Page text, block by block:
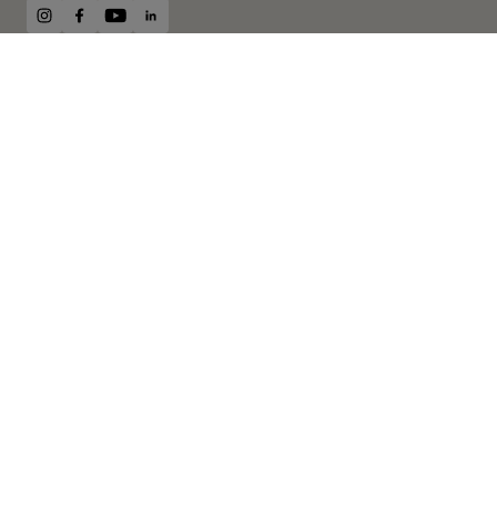
instagram
facebook
youtubelinkedin